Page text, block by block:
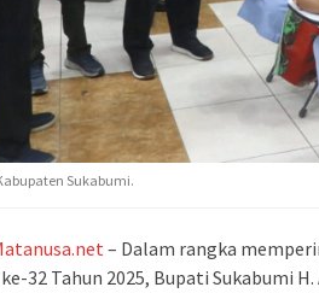
Sukabumi.
– Dalam rangka
ke-32 Tahun 2025, Bupati Sukabumi